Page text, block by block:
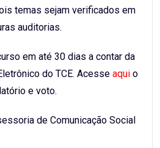
temas sejam verificados em
auditorias.
em até 30 dias a contar da
do TCE. Acesse aqui o
e voto.
de Comunicação Social